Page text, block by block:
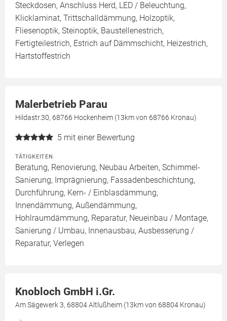
Steckdosen, Anschluss Herd, LED / Beleuchtung,
Klicklaminat, Trittschalldämmung, Holzoptik,
Fliesenoptik, Steinoptik, Baustellenestrich,
Fertigteilestrich, Estrich auf Dämmschicht, Heizestrich,
Hartstoffestrich
Malerbetrieb Parau
Hildastr.30, 68766 Hockenheim (13km von 68766 Kronau)
5 mit einer Bewertung
TÄTIGKEITEN
Beratung, Renovierung, Neubau Arbeiten, Schimmel-
Sanierung, Imprägnierung, Fassadenbeschichtung,
Durchführung, Kern- / Einblasdämmung,
Innendämmung, Außendämmung,
Hohlraumdämmung, Reparatur, Neueinbau / Montage,
Sanierung / Umbau, Innenausbau, Ausbesserung /
Reparatur, Verlegen
Knobloch GmbH i.Gr.
Am Sägewerk 3, 68804 Altlußheim (13km von 68804 Kronau)